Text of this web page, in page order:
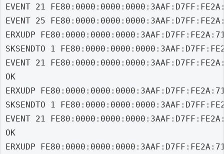
EVENT 21
EVENT 25
ERXUDP
SKSENDTO 1
EVENT 21
OK
ERXUDP
SKSENDTO 1
EVENT 21
OK
ERXUDP